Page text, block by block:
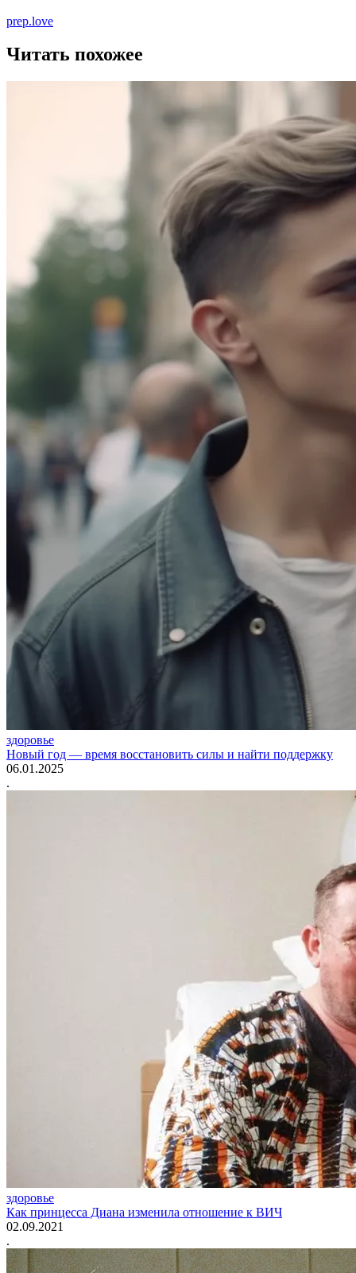
prep.love
Читать похожее
здоровье
Новый год — время восстановить силы и найти поддержку
06.01.2025
.
здоровье
Как принцесса Диана изменила отношение к ВИЧ
02.09.2021
.